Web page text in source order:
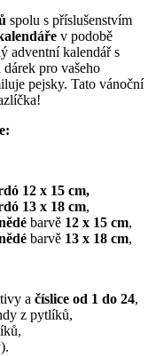
spolu s příslušenstvím
v podobě
adventní kalendář s
dárek pro vašeho
pejsky. Tato vánoční
12 x 15 cm,
13 x 18 cm,
barvě 12 x 15 cm,
barvě 13 x 18 cm,
a číslice od 1 do 24,
z pytlíků,